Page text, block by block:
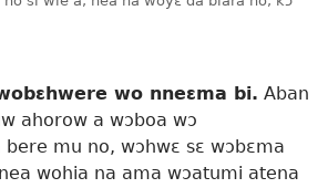
wo nneɛma bi. Aban
ahorow a wɔboa wɔ
mu no, wɔhwɛ sɛ wɔbɛma
wohia na ama wɔatumi atena